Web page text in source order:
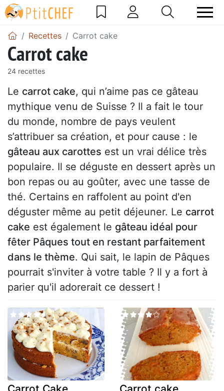
Recettes Carrot cake
Carrot cake
24 recettes
Le carrot cake, qui n’aime pas ce gâteau
mythique venu de Suisse ? Il a fait le tour
du monde, nombre de pays veulent
s’attribuer sa création, et pour cause : le
gâteau aux carottes est un vrai délice très
populaire. Il se déguste en dessert après un
bon repas ou au goûter, avec une tasse de
thé. Certains en raffolent au point d'en
déguster même au petit déjeuner. Le carrot
cake est également le gâteau idéal pour
fêter Pâques tout en restant parfaitement
dans le thème. Qui sait, le lapin de Pâques
pourrait s'inviter à votre table ? Il y a fort à
parier qu'il adorerait ce dessert !